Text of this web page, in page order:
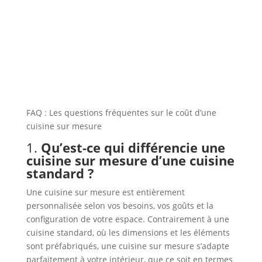
FAQ : Les questions fréquentes sur le coût d’une
cuisine sur mesure
1. Qu’est-ce qui différencie une
cuisine sur mesure d’une cuisine
standard ?
Une cuisine sur mesure est entièrement
personnalisée selon vos besoins, vos goûts et la
configuration de votre espace. Contrairement à une
cuisine standard, où les dimensions et les éléments
sont préfabriqués, une cuisine sur mesure s’adapte
parfaitement à votre intérieur, que ce soit en termes